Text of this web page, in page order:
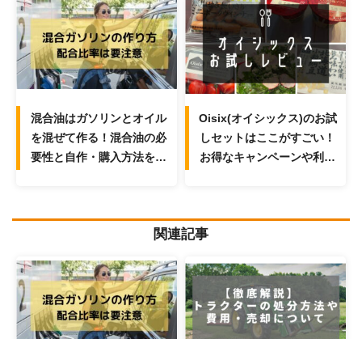
混合油はガソリンとオイル
を混ぜて作る！混合油の必
要性と自作・購入方法を解
Oisix(オイシックス)のお試
しセットはここがすごい！
お得なキャンペーンや利用
関連記事